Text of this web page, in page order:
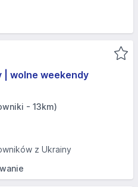
| wolne weekendy
- 13km)
z Ukrainy